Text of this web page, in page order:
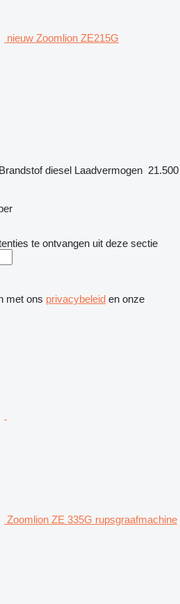
nieuw Zoomlion ZE215G
Brandstof diesel Laadvermogen 21.500
te ontvangen uit deze sectie
met ons privacybeleid en onze
Zoomlion ZE 335G rupsgraafmachine